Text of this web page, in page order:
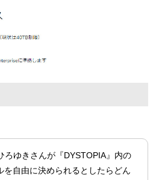
ろゆきさんが『DYSTOPIA』内の
を自由に決められるとしたらどん